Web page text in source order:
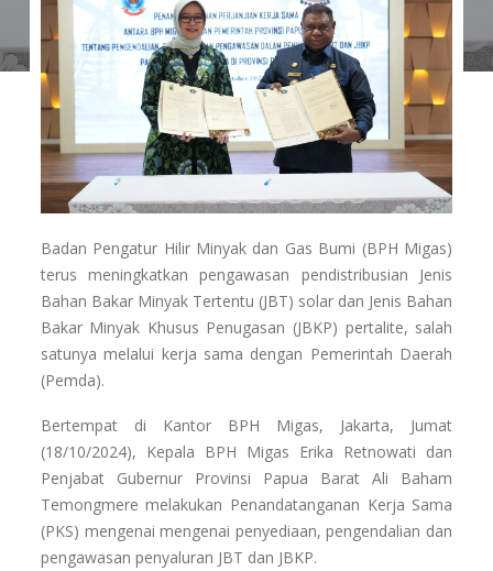
Badan Pengatur Hilir Minyak dan Gas Bumi (BPH Migas)
terus meningkatkan pengawasan pendistribusian Jenis
Bahan Bakar Minyak Tertentu (JBT) solar dan Jenis Bahan
Bakar Minyak Khusus Penugasan (JBKP) pertalite, salah
satunya melalui kerja sama dengan Pemerintah Daerah
(Pemda).
Bertempat di Kantor BPH Migas, Jakarta, Jumat
(18/10/2024), Kepala BPH Migas Erika Retnowati dan
Penjabat Gubernur Provinsi Papua Barat Ali Baham
Temongmere melakukan Penandatanganan Kerja Sama
(PKS) mengenai mengenai penyediaan, pengendalian dan
pengawasan penyaluran JBT dan JBKP.